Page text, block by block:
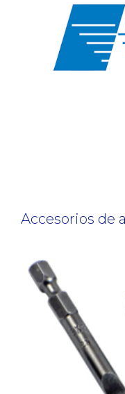
Accesorios de